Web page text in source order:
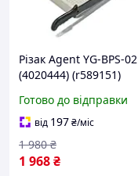
Різак Agent YG-BPS-02
(4020444) (r589151)
Готово до відправки
від 197₴/міс
1 968₴
1 980 ₴